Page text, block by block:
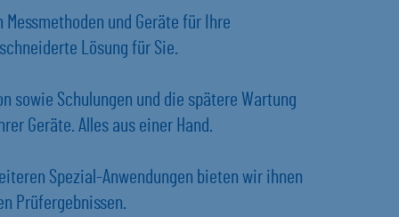
und Geräte für Ihre
Lösung für Sie.
sowie Schulungen und die spätere Wartung
Geräte. Alles aus einer Hand.
Spezial-Anwendungen bieten wir ihnen
Prüfergebnissen.